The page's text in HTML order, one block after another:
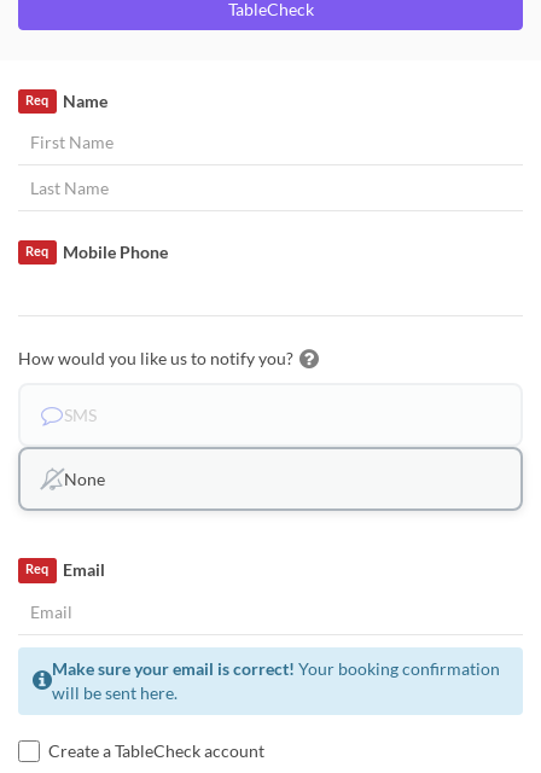
TableCheck
Name
Req
Mobile Phone
Req
How would you like us to notify you?
SMS
None
Email
Req
Make sure your email is correct! Your booking confirmation
will be sent here.
Create a TableCheck account